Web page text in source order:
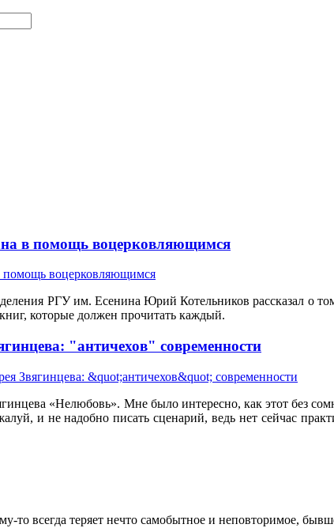
в помощь воцерковляющимся
РГУ им. Есенина Юрий Котельников рассказал о
которые должен прочитать каждый.
"античехов" современности
«Нелюбовь». Мне было интересно, как этот без
и не надобно писать сценарий, ведь нет сейчас
то всегда теряет нечто самобытное и неповторимое,